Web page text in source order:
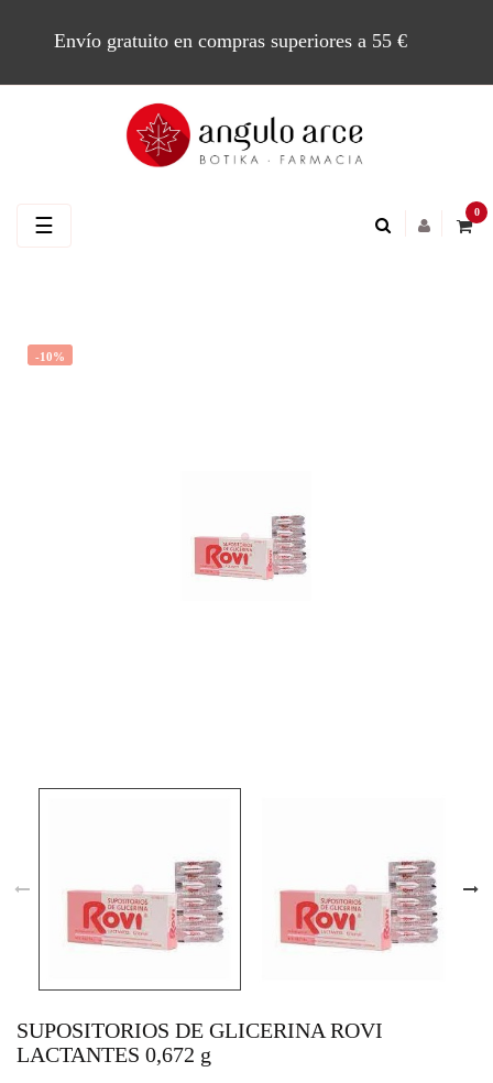
Envío gratuito en compras superiores a 55 €
0
Navegación
☰
-10%
SUPOSITORIOS DE GLICERINA ROVI
LACTANTES 0,672 g